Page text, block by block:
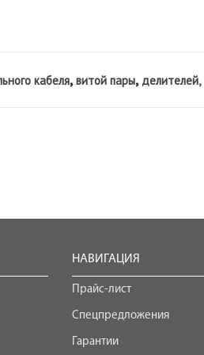
кабеля, витой пары, делителей,
НАВИГАЦИЯ
Прайс-лист
Спецпредложения
Гарантии